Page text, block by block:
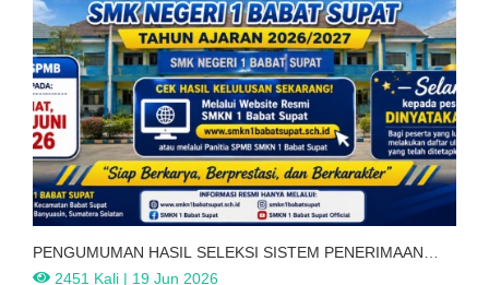
PENGUMUMAN HASIL SELEKSI SISTEM PENERIMAAN
MURID BARU (SPMB)
2451 Kali | 19 Jun 2026